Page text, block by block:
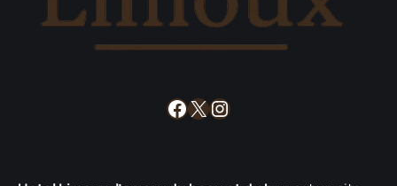
Facebook
X Instagram